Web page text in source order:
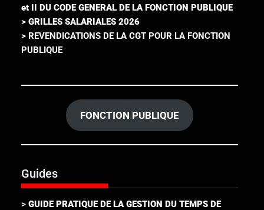
et II DU CODE GENERAL DE LA FONCTION PUBLIQUE
> GRILLES SALARIALES 2026
> REVENDICATIONS DE LA CGT POUR LA FONCTION
PUBLIQUE
FONCTION PUBLIQUE
Guides
> GUIDE PRATIQUE DE LA GESTION DU TEMPS DE